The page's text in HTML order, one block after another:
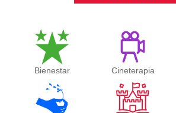
Bienestar Cineterapia